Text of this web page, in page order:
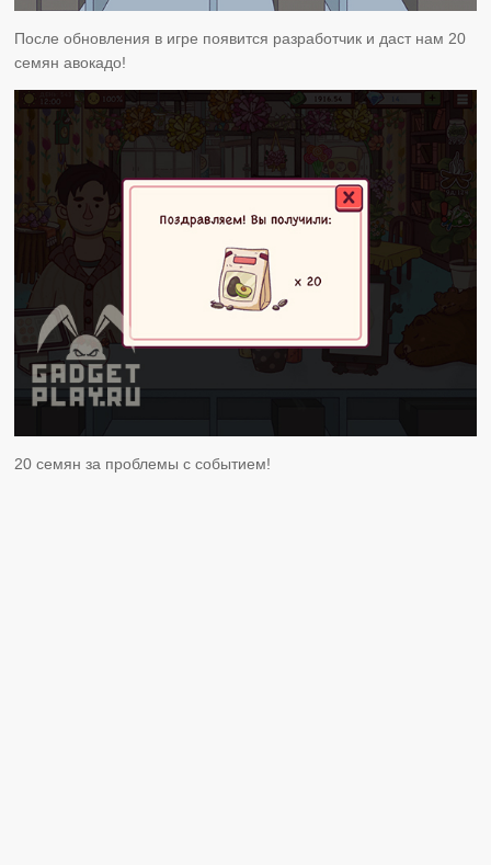
После обновления в игре появится разработчик и даст нам 20
семян авокадо!
20 семян за проблемы с событием!